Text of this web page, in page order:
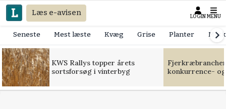
Læs e-avisen LOGIN MENU
Seneste Mest læste Kvæg Grise Planter
KWS Rallys topper årets
sortsforsøg i vinterbyg
konkurrence-